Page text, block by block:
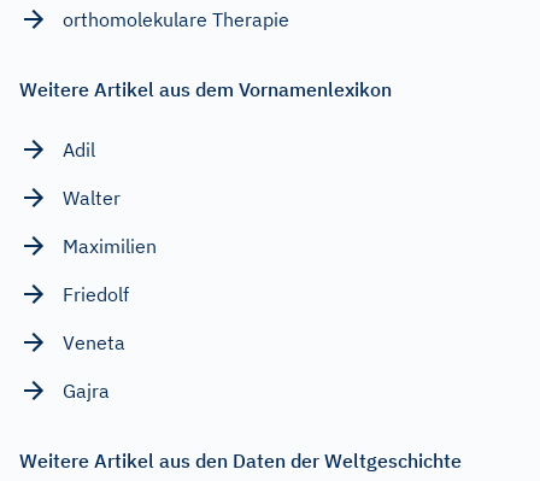
orthomolekulare Therapie
Weitere Artikel aus dem Vornamenlexikon
Adil
Walter
Maximilien
Friedolf
Veneta
Gajra
Weitere Artikel aus den Daten der Weltgeschichte